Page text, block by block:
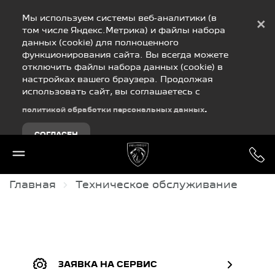
Мы используем системы веб-аналитики (в
том числе Яндекс.Метрика) и файлы набора
данных (cookie) для полноценного
функционирования сайта. Вы всегда можете
отключить файлы набора данных (cookie) в
настройках вашего браузера. Продолжая
использовать сайт, вы соглашаетесь с
политикой обработки персональных данных.
СОГЛАСЕН
×
Главная Техническое обслуживание
ЗАЯВКА НА СЕРВИС